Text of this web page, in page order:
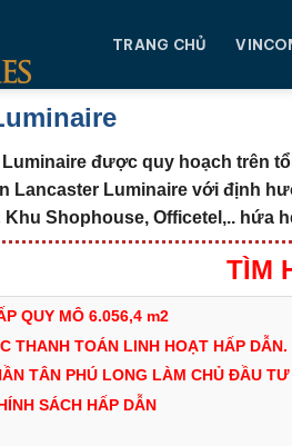
TRANG CHỦ
được quy hoạch trên
Lancaster Luminaire với định
Khu Shophouse, Officetel,..
TÌM
QUY MÔ 6.056,4 m2
THANH TOÁN LINH HOẠT HẤP DẪN.
TÂN PHÚ LONG LÀM CHỦ ĐẦU TƯ
SÁCH HẤP DẪN